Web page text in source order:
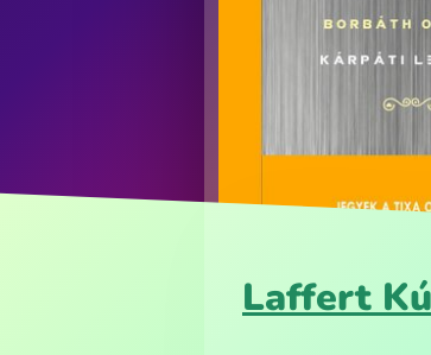
Laffert